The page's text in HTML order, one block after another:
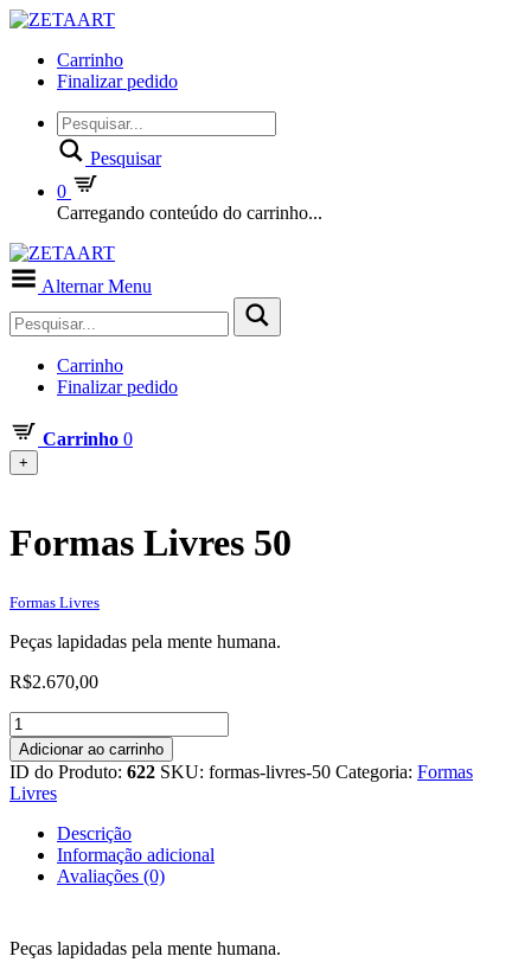
Carrinho
Finalizar pedido
Pesquisar
0
Carregando conteúdo do carrinho...
Alternar Menu
Carrinho
Finalizar pedido
Carrinho 0
+
Formas Livres 50
Formas Livres
Peças lapidadas pela mente humana.
R$2.670,00
Formas
Livres
50
quantidade
Adicionar ao carrinho
ID do Produto: 622 SKU: formas-livres-50 Categoria: Formas
Livres
Descrição
Informação adicional
Avaliações (0)
Peças lapidadas pela mente humana.